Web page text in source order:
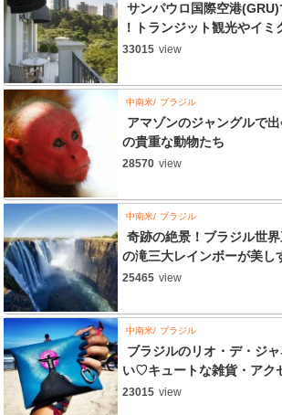
サンパウロ国際空港
！トランジット観光やイミ
33015 view
中南米 ブラジル
アマゾンのジャングルで
の貴重な動物たち
28570 view
中南米 ブラジル
奇跡の絶景！ブラジル世
の滝三大レインボーが美し
25465 view
中南米 ブラジル
ブラジルのリオ・デ・ジ
い♡キュートな雑貨・アク
23015 view